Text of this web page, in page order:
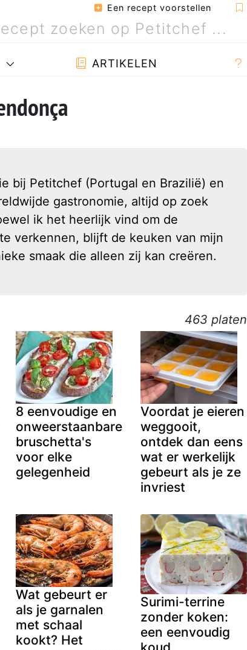
Een recept voorstellen
ARTIKELEN
bij Petitchef (Portugal en Brazilië) en
gastronomie, altijd op zoek
ik het heerlijk vind om de
verkennen, blijft de keuken van mijn
smaak die alleen zij kan creëren.
463 platen
8 eenvoudige en
onweerstaanbare
bruschetta's
voor elke
gelegenheid
Voordat je eieren
weggooit,
ontdek dan eens
wat er werkelijk
gebeurt als je ze
invriest
Wat gebeurt er
als je garnalen
met schaal
kookt? Het
Surimi-terrine
zonder koken:
een eenvoudig